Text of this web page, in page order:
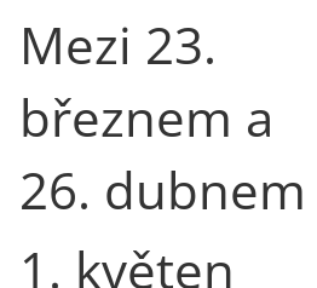
Mezi 23.
březnem a
26. dubnem
1. květen